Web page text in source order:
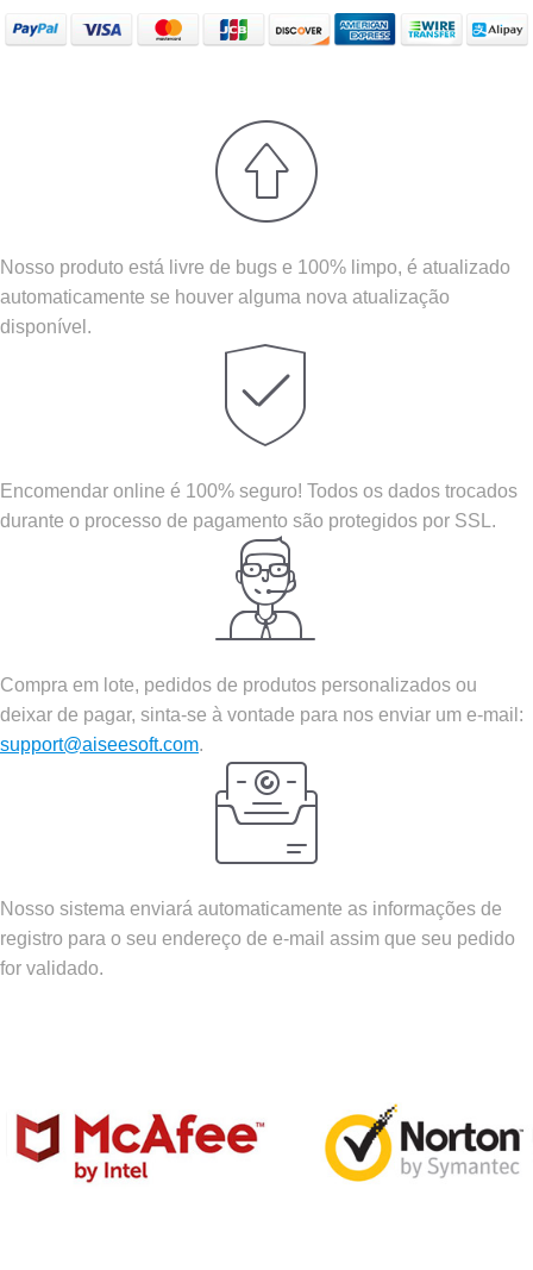
Nosso produto está livre de bugs e 100% limpo, é atualizado
automaticamente se houver alguma nova atualização
disponível.
Encomendar online é 100% seguro! Todos os dados trocados
durante o processo de pagamento são protegidos por SSL.
Compra em lote, pedidos de produtos personalizados ou
deixar de pagar, sinta-se à vontade para nos enviar um e-mail:
support@aiseesoft.com.
Nosso sistema enviará automaticamente as informações de
registro para o seu endereço de e-mail assim que seu pedido
for validado.